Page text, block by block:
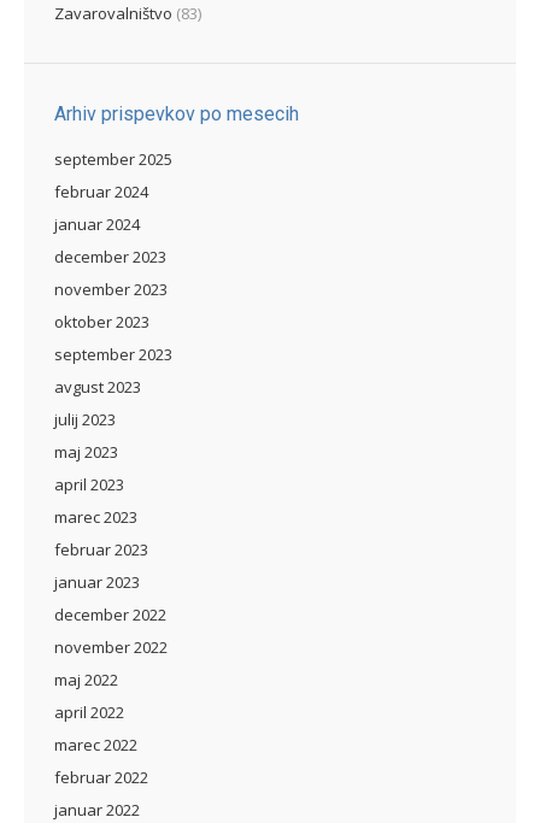
Zavarovalništvo (83)
Arhiv prispevkov po mesecih
september 2025
februar 2024
januar 2024
december 2023
november 2023
oktober 2023
september 2023
avgust 2023
julij 2023
maj 2023
april 2023
marec 2023
februar 2023
januar 2023
december 2022
november 2022
maj 2022
april 2022
marec 2022
februar 2022
januar 2022